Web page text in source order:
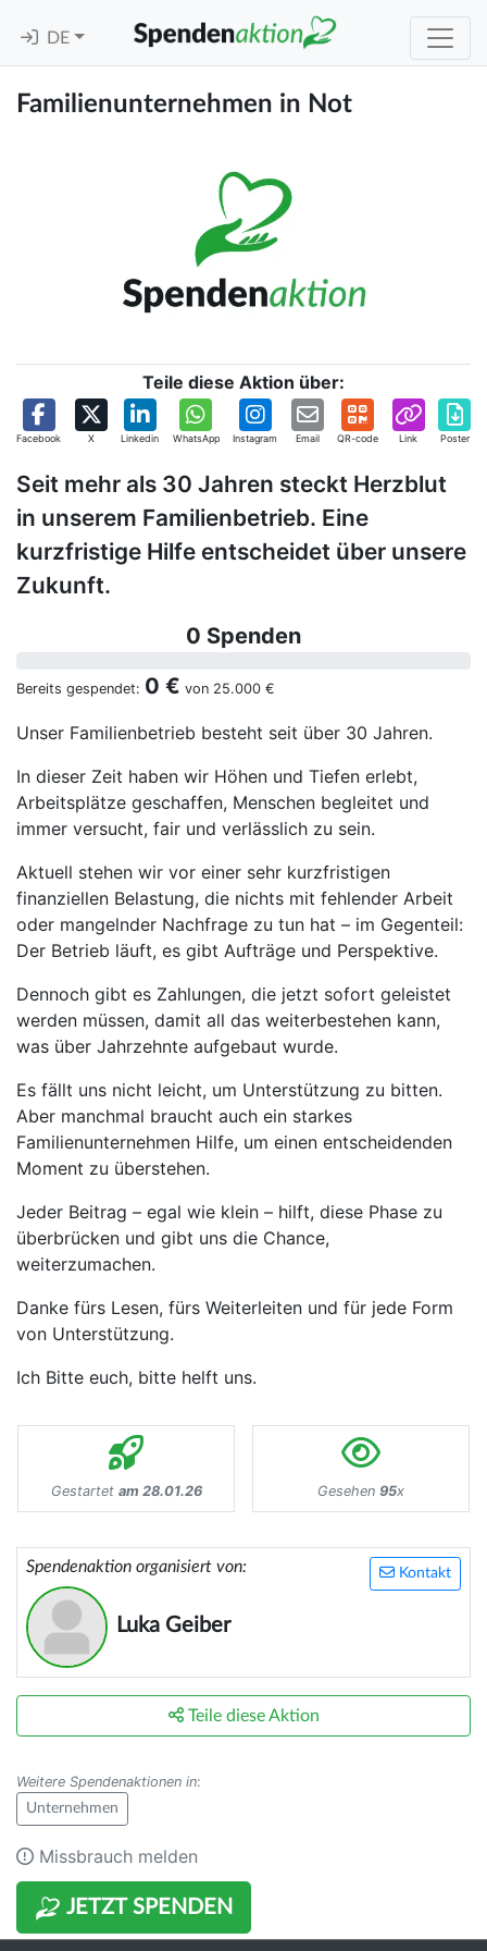
DE
Familienunternehmen in Not
Teile diese Aktion über:
Facebook X Linkedin WhatsApp Instagram Email QR-code Link Poster
Seit mehr als 30 Jahren steckt Herzblut
in unserem Familienbetrieb. Eine
kurzfristige Hilfe entscheidet über unsere
Zukunft.
0 Spenden
Bereits gespendet: 0 € von 25.000 €
Unser Familienbetrieb besteht seit über 30 Jahren.
In dieser Zeit haben wir Höhen und Tiefen erlebt,
Arbeitsplätze geschaffen, Menschen begleitet und
immer versucht, fair und verlässlich zu sein.
Aktuell stehen wir vor einer sehr kurzfristigen
finanziellen Belastung, die nichts mit fehlender Arbeit
oder mangelnder Nachfrage zu tun hat – im Gegenteil:
Der Betrieb läuft, es gibt Aufträge und Perspektive.
Dennoch gibt es Zahlungen, die jetzt sofort geleistet
werden müssen, damit all das weiterbestehen kann,
was über Jahrzehnte aufgebaut wurde.
Es fällt uns nicht leicht, um Unterstützung zu bitten.
Aber manchmal braucht auch ein starkes
Familienunternehmen Hilfe, um einen entscheidenden
Moment zu überstehen.
Jeder Beitrag – egal wie klein – hilft, diese Phase zu
überbrücken und gibt uns die Chance,
weiterzumachen.
Danke fürs Lesen, fürs Weiterleiten und für jede Form
von Unterstützung.
Ich Bitte euch, bitte helft uns.
Gestartet am 28.01.26 Gesehen 95x
Kontakt
Spendenaktion organisiert von:
Luka Geiber
JETZT SPENDEN
Teile diese Aktion
Weitere Spendenaktionen in:
Unternehmen
Missbrauch melden